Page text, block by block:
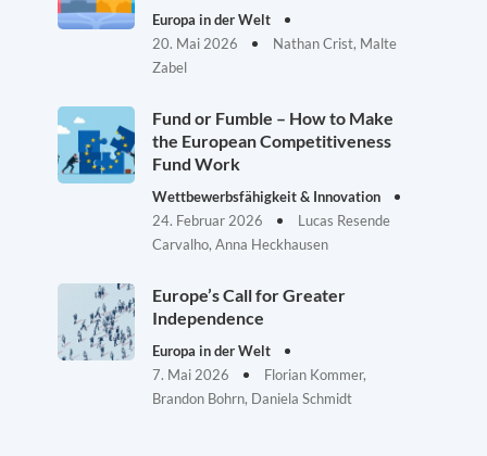
Europa in der Welt
20. Mai 2026
Nathan Crist, Malte
Zabel
Fund or Fumble – How to Make
the European Competitiveness
Fund Work
Wettbewerbsfähigkeit & Innovation
24. Februar 2026
Lucas Resende
Carvalho, Anna Heckhausen
Europe’s Call for Greater
Independence
Europa in der Welt
7. Mai 2026
Florian Kommer,
Brandon Bohrn, Daniela Schmidt